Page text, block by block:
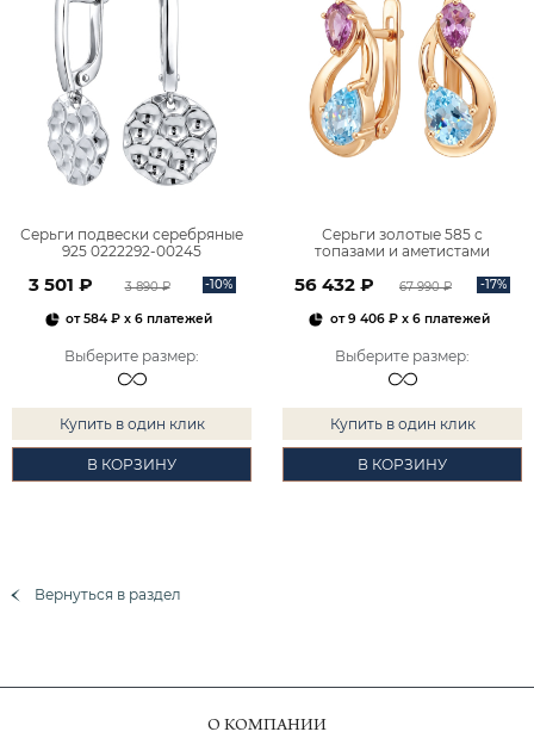
Серьги подвески серебряные
925 0222292-00245
3 501 ₽ 3 890 ₽ -10%
от584 ₽ x 6 платежей
Выберите размер:
Купить в один клик
В КОРЗИНУ
Серьги золотые 585 с
топазами и аметистами
56 432 ₽ 67 990 ₽ -17%
от9 406 ₽x 6 платежей
Выберите размер:
Купить в один клик
В КОРЗИНУ
Вернуться в раздел
О КОМПАНИИ